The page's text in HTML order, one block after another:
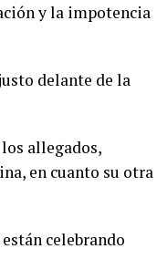
y la impotencia
delante de la
allegados,
en cuanto su otra
celebrando